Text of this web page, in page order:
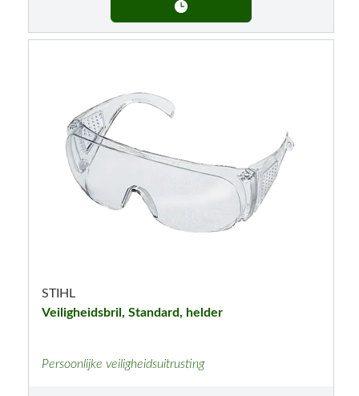
STIHL
Veiligheidsbril, Standard, helder
Persoonlijke veiligheidsuitrusting